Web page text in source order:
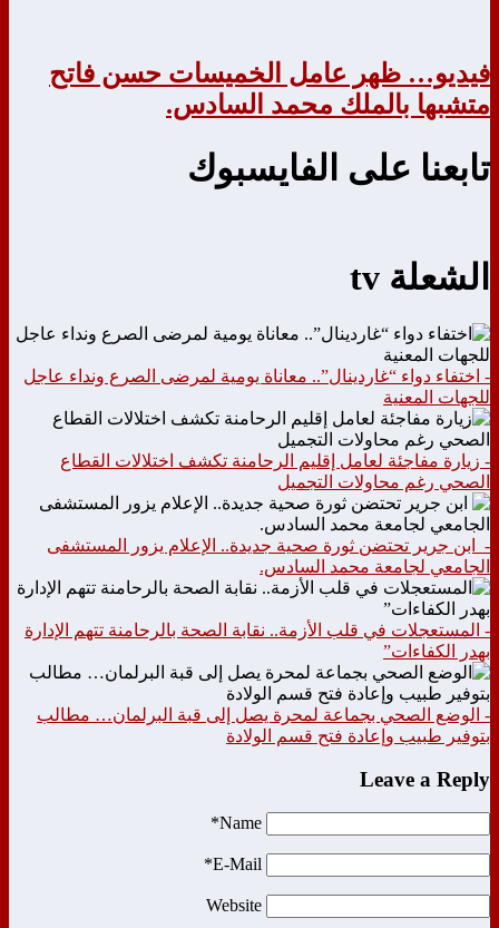
فيديو… ظهر عامل الخميسات حسن فاتح
متشبها بالملك محمد السادس.
تابعنا على الفايسبوك
الشعلة tv
- اختفاء دواء “غاردينال”.. معاناة يومية لمرضى الصرع ونداء عاجل
للجهات المعنية
- زيارة مفاجئة لعامل إقليم الرحامنة تكشف اختلالات القطاع
الصحي رغم محاولات التجميل
- ابن جرير تحتضن ثورة صحية جديدة.. الإعلام يزور المستشفى
الجامعي لجامعة محمد السادس.
- المستعجلات في قلب الأزمة.. نقابة الصحة بالرحامنة تتهم الإدارة
بهدر الكفاءات”
- الوضع الصحي بجماعة لمحرة يصل إلى قبة البرلمان… مطالب
بتوفير طبيب وإعادة فتح قسم الولادة
Leave a Reply
Name*
E-Mail*
Website